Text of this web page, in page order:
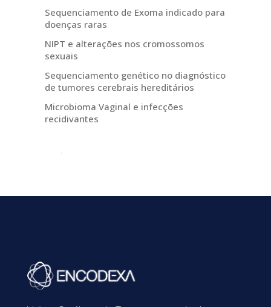
Sequenciamento de Exoma indicado para
doenças raras
NIPT e alterações nos cromossomos
sexuais
Sequenciamento genético no diagnóstico
de tumores cerebrais hereditários
Microbioma Vaginal e infecções
recidivantes